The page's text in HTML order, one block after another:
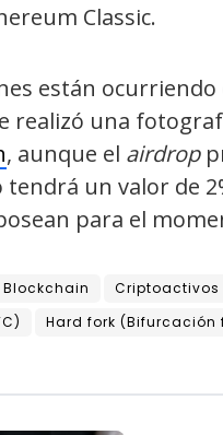
Classic.
están
realizó una
, aunque el airdrop
un valor de
para el
Blockchain Criptoactivos
Hard fork (Bifurcación